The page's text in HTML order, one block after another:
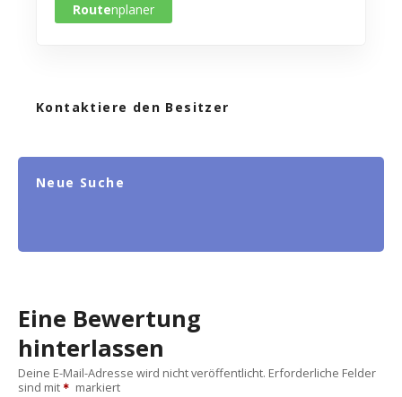
Routenplaner
Kontaktiere den Besitzer
Neue Suche
Eine Bewertung
hinterlassen
Deine E-Mail-Adresse wird nicht veröffentlicht. Erforderliche Felder
sind mit
markiert